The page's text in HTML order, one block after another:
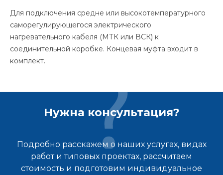
Для подключения средне или высокотемпературного
саморегулирующегося электрического
нагревательного кабеля (МТК или ВСК) к
соединительной коробке. Концевая муфта входит в
комплект.
Нужна консультация?
Подробно расскажем о наших услугах, видах
работ и типовых проектах, рассчитаем
стоимость и подготовим индивидуальное